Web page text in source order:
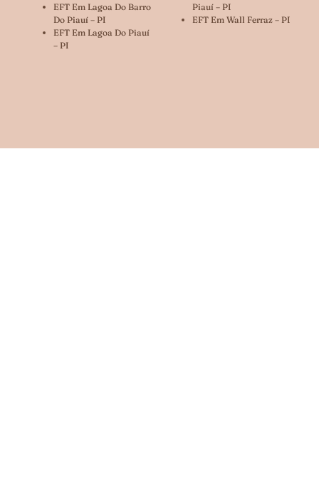
EFT Em Lagoa Do Barro
Do Piauí – PI
EFT Em Lagoa Do Piauí
– PI
Piauí – PI
EFT Em Wall Ferraz – PI